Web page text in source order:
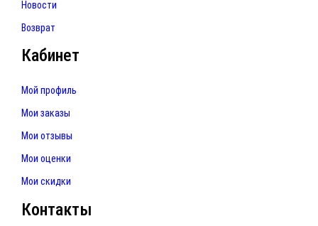
Новости
Возврат
Кабинет
Мой профиль
Мои заказы
Мои отзывы
Мои оценки
Мои скидки
Контакты